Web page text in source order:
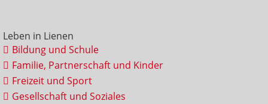
Leben in Lienen
Bildung und Schule
Familie, Partnerschaft und Kinder
Freizeit und Sport
Gesellschaft und Soziales